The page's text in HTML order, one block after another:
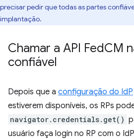
precisar pedir que todas as partes
implantação.
Chamar a API FedCM
confiável
Depois que a configuração do IdP
estiverem disponíveis, os RPs
navigator.credentials.get()
usuário faça login no RP com o